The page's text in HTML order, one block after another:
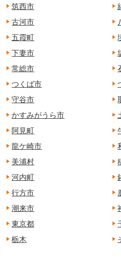
筑西市
古河市
五霞町
下妻市
常総市
つくば市
守谷市
かすみがうら市
阿見町
龍ケ崎市
美浦村
河内町
行方市
潮来市
東京都
栃木